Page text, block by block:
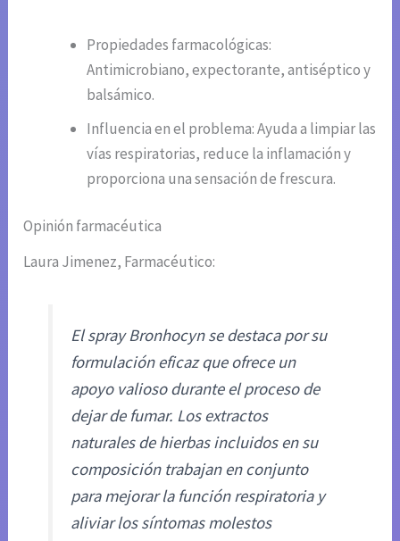
Propiedades farmacológicas:
Antimicrobiano, expectorante, antiséptico y
balsámico.
Influencia en el problema: Ayuda a limpiar las
vías respiratorias, reduce la inflamación y
proporciona una sensación de frescura.
Opinión farmacéutica
Laura Jimenez, Farmacéutico:
El spray Bronhocyn se destaca por su
formulación eficaz que ofrece un
apoyo valioso durante el proceso de
dejar de fumar. Los extractos
naturales de hierbas incluidos en su
composición trabajan en conjunto
para mejorar la función respiratoria y
aliviar los síntomas molestos